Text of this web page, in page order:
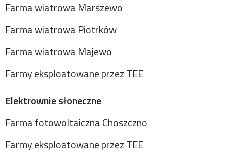
Farma wiatrowa Marszewo
Farma wiatrowa Piotrków
Farma wiatrowa Majewo
Farmy eksploatowane przez TEE
Elektrownie słoneczne
Farma fotowoltaiczna Choszczno
Farmy eksploatowane przez TEE